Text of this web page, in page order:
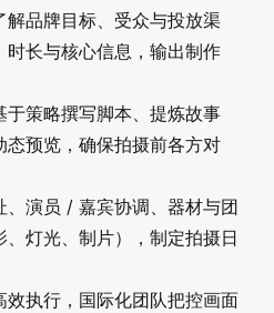
解品牌目标、受众与投放渠
时长与核心信息，输出制作
于策略撰写脚本、提炼故事
态预览，确保拍摄前各方对
、演员 / 嘉宾协调、器材与团
、灯光、制片），制定拍摄日
效执行，国际化团队把控画面